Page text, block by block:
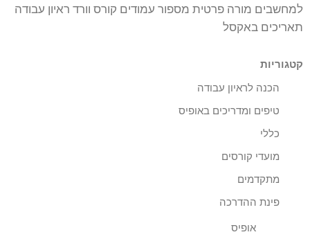
למחשבים מורה פרטית מספור עמודים קורס וורד ראיון עבודה
תאריכים באקסל
קטגוריות
הכנה לראיון עבודה
טיפים ומדריכים באופיס
כללי
מועדי קורסים
מתקדמים
פינת ההדרכה
אופיס